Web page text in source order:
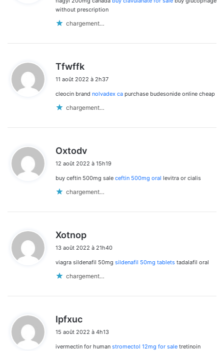
:
without prescription
chargement…
Tfwffk
t
11 août 2022 à 2h37
cleocin brand nolvadex ca purchase budesonide online cheap
chargement…
Oxtodv
t
12 août 2022 à 15h19
buy ceftin 500mg sale ceftin 500mg oral levitra or cialis
chargement…
Xotnop
t
13 août 2022 à 21h40
viagra sildenafil 50mg sildenafil 50mg tablets tadalafil oral
chargement…
Ipfxuc
t
15 août 2022 à 4h13
ivermectin for human stromectol 12mg for sale tretinoin